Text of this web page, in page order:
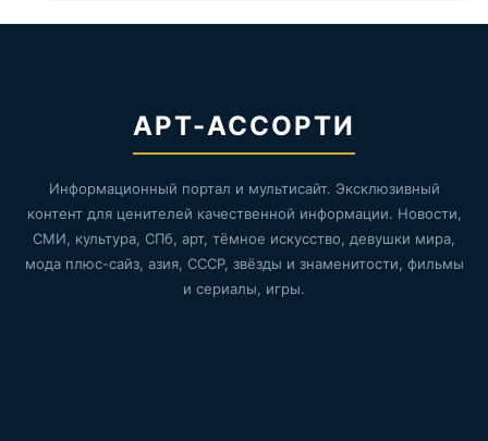
АРТ-АССОРТИ
Информационный портал и мультисайт. Эксклюзивный
контент для ценителей качественной информации. Новости,
СМИ, культура, СПб, арт, тёмное искусство, девушки мира,
мода плюс-сайз, азия, СССР, звёзды и знаменитости, фильмы
и сериалы, игры.